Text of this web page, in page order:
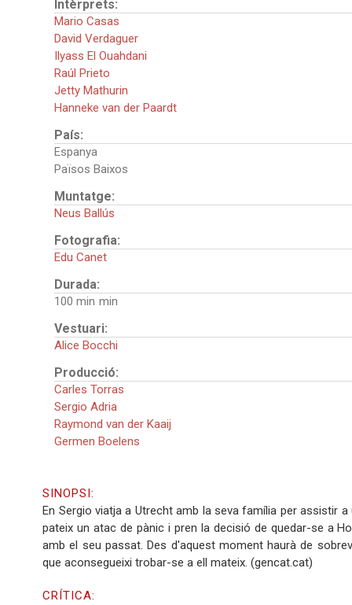
Intèrprets:
Mario Casas
David Verdaguer
Ilyass El Ouahdani
Raúl Prieto
Jetty Mathurin
Hanneke van der Paardt
País:
Espanya
Països Baixos
Muntatge:
Neus Ballús
Fotografia:
Edu Canet
Durada:
100 min
Vestuari:
Alice Bocchi
Producció:
Carles Torras
Sergio Adria
Raymond van der Kaaij
Germen Boelens
SINOPSI:
En Sergio viatja a Utrecht amb la seva família per assistir
pateix un atac de pànic i pren la decisió de quedar-se a
amb el seu passat. Des d'aquest moment haurà de
que aconsegueixi trobar-se a ell mateix. (gencat.cat)
CRÍTICA: